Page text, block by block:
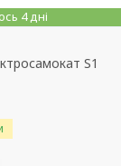
4 дні
S1